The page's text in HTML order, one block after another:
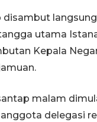
disambut
utama
Kepala
malam
delegasi